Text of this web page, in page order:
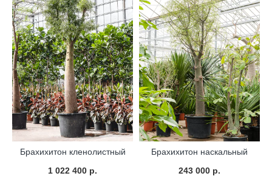
Брахихитон кленолистный
1 022 400 р.
Брахихитон наскальный
243 000 р.